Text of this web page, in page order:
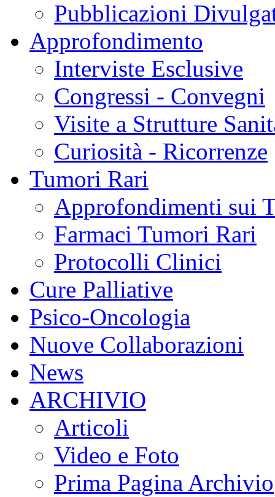
Pubblicazioni
Approfondimento
Interviste Esclusive
Congressi - Convegni
Visite a Strutture
Curiosità - Ricorrenze
Tumori Rari
Approfondimenti sui
Farmaci Tumori Rari
Protocolli Clinici
Cure Palliative
Psico-Oncologia
Nuove Collaborazioni
News
ARCHIVIO
Articoli
Video e Foto
Prima Pagina Archivio